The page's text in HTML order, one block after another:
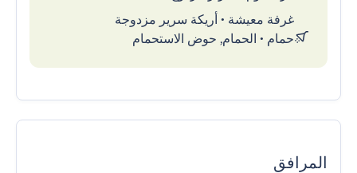
غرفة معيشة • أريكة سرير مزدوجة
حمام • الحمام, حوض الاستحمام
المرافق